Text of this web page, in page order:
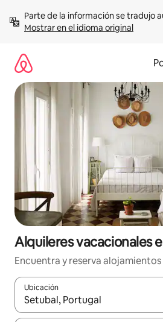
contenidoMostrar en el idioma original
Alquileres vacacionales
Encuentra y reserva
Ubicación
Cuando los resultados estén